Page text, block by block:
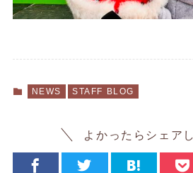
NEWS STAFF BLOG
よかったらシェア